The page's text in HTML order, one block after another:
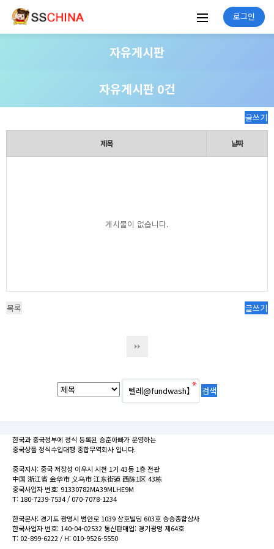
로그인
자유게시판
자유게시판 0건
글쓰기
제목 날짜
게시물이 없습니다.
목록 글쓰기
한국과 중국정부에 정식 등록된 승준아빠가 운영하는
중국상품 정식수입대행 종합무역회사 입니다.
중국지사: 중국 저장성 이우시 시천 1기 43동 1층 전관
中国 浙江省 金华市 义乌市 江东街道 西陈1区 43栋
중국사업자 번호: 91330782MA39MLHE9M
T: 180-7239-7534 / 070-7078-1234
한국본사: 경기도 광명시 범안로 1039 삼호빌딩 603호 승승종합상사
한국사업자 번호: 140-04-02532 통신판매업: 경기광명 제64호
T: 02-899-6222 / H: 010-9526-5550